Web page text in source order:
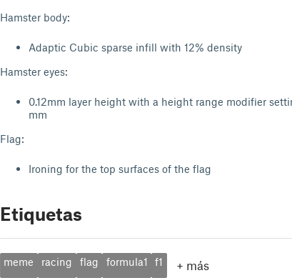
Hamster body:
Adaptic Cubic sparse infill with 12% density
Hamster eyes:
0.12mm layer height with a height range modifier
mm
Flag:
Ironing for the top surfaces of the flag
Etiquetas
meme racing flag formula1 f1 + más